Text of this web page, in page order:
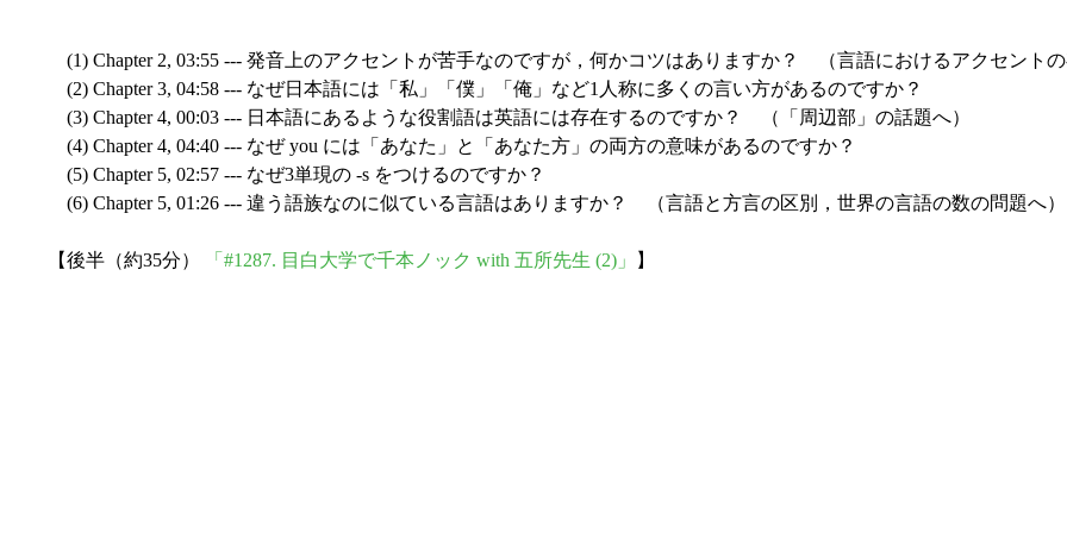
(1) Chapter 2, 03:55 --- 発音上のアクセントが苦手なのですが，何かコツはありますか？ （言語におけるアクセントの
(2) Chapter 3, 04:58 --- なぜ日本語には「私」「僕」「俺」など1人称に多くの言い方があるのですか？
(3) Chapter 4, 00:03 --- 日本語にあるような役割語は英語には存在するのですか？ （「周辺部」の話題へ）
(4) Chapter 4, 04:40 --- なぜ you には「あなた」と「あなた方」の両方の意味があるのですか？
(5) Chapter 5, 02:57 --- なぜ3単現の -s をつけるのですか？
(6) Chapter 5, 01:26 --- 違う語族なのに似ている言語はありますか？ （言語と方言の区別，世界の言語の数の問題へ）
【後半（約35分） 「#1287. 目白大学で千本ノック with 五所先生 (2)」 】